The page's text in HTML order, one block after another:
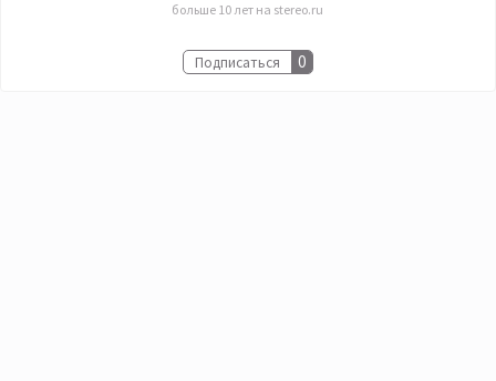
больше 10 лет на stereo.ru
Подписаться 0